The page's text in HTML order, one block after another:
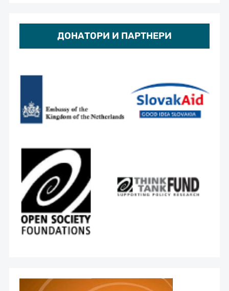
ДОНАТОРИ И ПАРТНЕРИ